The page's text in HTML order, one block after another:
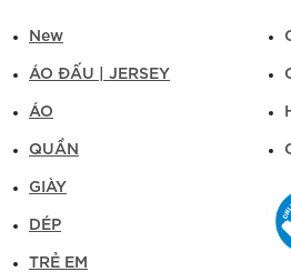
New
ÁO ĐẤU | JERSEY
ÁO
QUẦN
GIÀY
DÉP
TRẺ EM